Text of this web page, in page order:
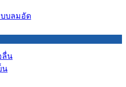
บบลมอัด
ลื่น
น